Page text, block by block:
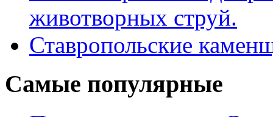
животворных струй.
Ставропольские
Самые популярные